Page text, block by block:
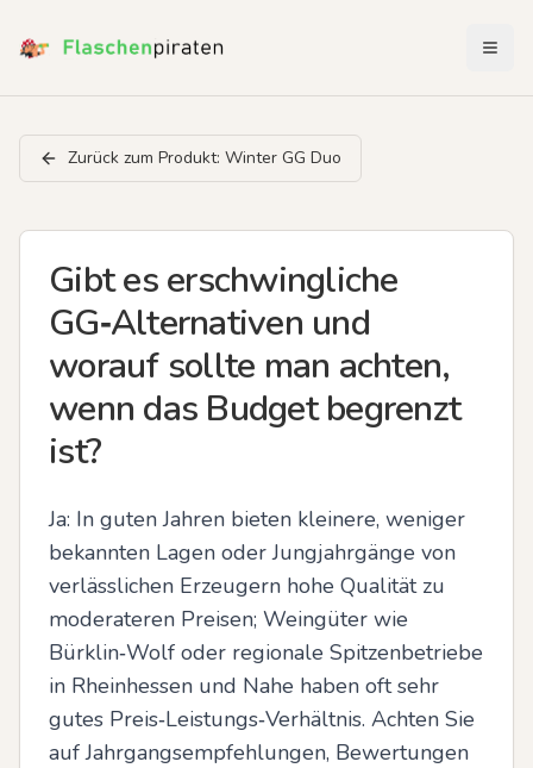
Zurück zum Produkt: Winter GG Duo
Gibt es erschwingliche
GG‑Alternativen und
worauf sollte man achten,
wenn das Budget begrenzt
ist?
Ja: In guten Jahren bieten kleinere, weniger
bekannten Lagen oder Jungjahrgänge von
verlässlichen Erzeugern hohe Qualität zu
moderateren Preisen; Weingüter wie
Bürklin‑Wolf oder regionale Spitzenbetriebe
in Rheinhessen und Nahe haben oft sehr
gutes Preis‑Leistungs‑Verhältnis. Achten Sie
auf Jahrgangsempfehlungen, Bewertungen